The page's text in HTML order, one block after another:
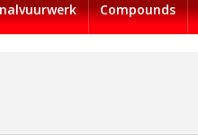
Compounds